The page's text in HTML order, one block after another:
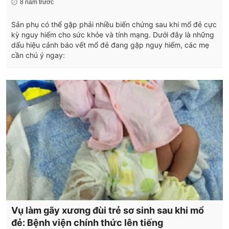
8 năm trước
Sản phụ có thể gặp phải nhiều biến chứng sau khi mổ đẻ cực
kỳ nguy hiểm cho sức khỏe và tính mạng. Dưới đây là những
dấu hiệu cảnh báo vết mổ đẻ đang gặp nguy hiểm, các mẹ
cần chú ý ngay:
Vụ làm gãy xương đùi trẻ sơ sinh sau khi mổ
đẻ: Bệnh viện chính thức lên tiếng